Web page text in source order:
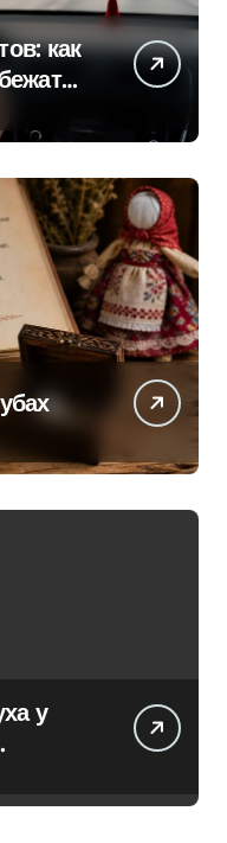
как
у